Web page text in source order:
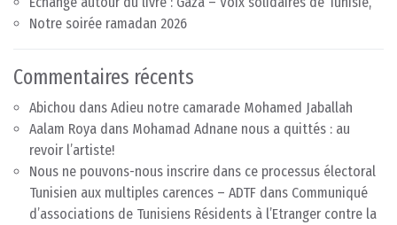
Notre soirée ramadan 2026
Commentaires récents
Abichou dans Adieu notre camarade Mohamed Jaballah
Aalam Roya dans Mohamad Adnane nous a quittés : au
revoir l’artiste!
Nous ne pouvons-nous inscrire dans ce processus électoral
Tunisien aux multiples carences – ADTF dans Communiqué
d’associations de Tunisiens Résidents à l’Etranger contre la